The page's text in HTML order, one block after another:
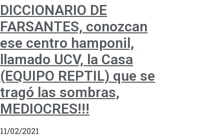
DICCIONARIO DE
FARSANTES, conozcan
ese centro hamponil,
llamado UCV, la Casa
(EQUIPO REPTIL) que se
tragó las sombras,
MEDIOCRES!!!
11/02/2021